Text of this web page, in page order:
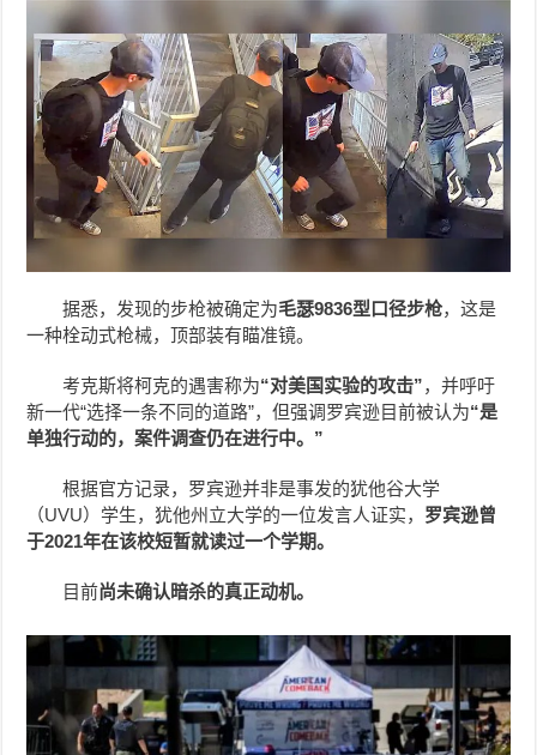
据悉，发现的步枪被确定为毛瑟9836型口径步枪，这是
一种栓动式枪械，顶部装有瞄准镜。
考克斯将柯克的遇害称为“对美国实验的攻击”，并呼吁
新一代“选择一条不同的道路”，但强调罗宾逊目前被认为“是
单独行动的，案件调查仍在进行中。”
根据官方记录，罗宾逊并非是事发的犹他谷大学
（UVU）学生，犹他州立大学的一位发言人证实， 罗宾逊曾
于2021年在该校短暂就读过一个学期。
目前尚未确认暗杀的真正动机。